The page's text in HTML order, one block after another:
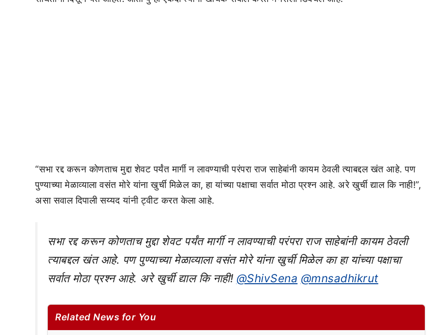
“सभा रद्द करून कोणताच मुद्दा शेवट पर्यंत मार्गी न लावण्याची परंपरा राज साहेबांनी कायम ठेवली त्याबद्दल खंत आहे. पण
पुण्याच्या मेळाव्याला वसंत मोरे यांना खुर्ची मिळेल का, हा यांच्या पक्षाचा सर्वात मोठा प्रश्न आहे. अरे खुर्ची द्याल कि नाही!”,
असा सवाल दिपाली सय्यद यांनी ट्वीट करत केला आहे.
सभा रद्द करून कोणताच मुद्दा शेवट पर्यंत मार्गी न लावण्याची परंपरा राज साहेबांनी कायम ठेवली
त्याबद्दल खंत आहे. पण पुण्याच्या मेळाव्याला वसंत मोरे यांना खुर्ची मिळेल का हा यांच्या पक्षाचा
सर्वात मोठा प्रश्न आहे. अरे खुर्ची द्याल कि नाही! @ShivSena @mnsadhikrut
Related News for You